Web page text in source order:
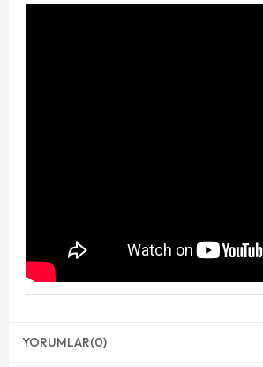
YORUMLAR(0)